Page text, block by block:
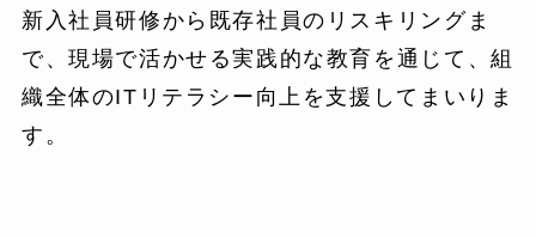
新入社員研修から既存社員のリスキリングま
で、現場で活かせる実践的な教育を通じて、組
織全体のITリテラシー向上を支援してまいりま
す。